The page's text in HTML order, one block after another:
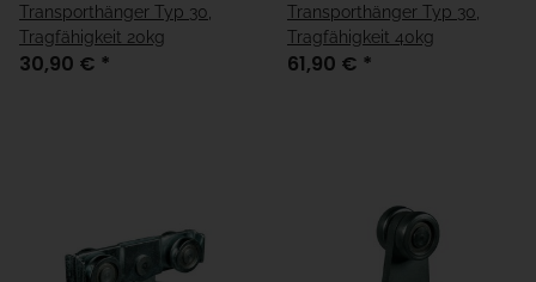
Transporthänger Typ 30,
Tragfähigkeit 20kg
30,90 € *
Transporthänger Typ 30,
Tragfähigkeit 40kg
61,90 € *